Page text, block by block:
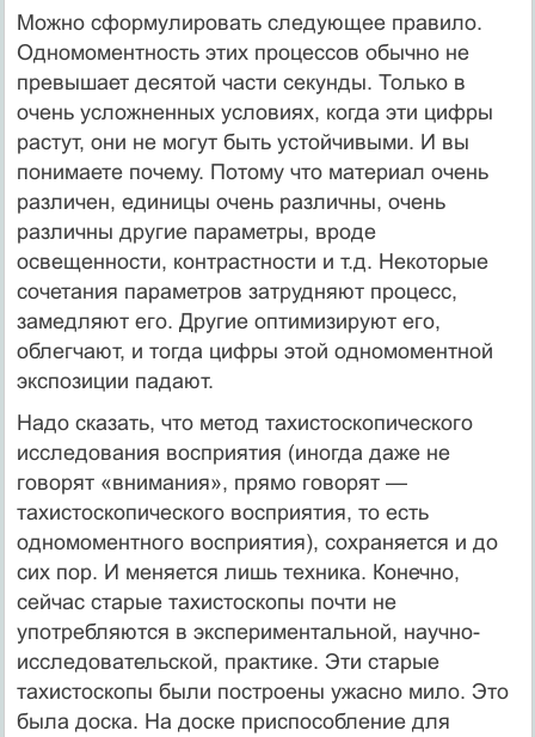
Можно сформулировать следующее правило.
Одномоментность этих процессов обычно не
превышает десятой части секунды. Только в
очень усложненных условиях, когда эти цифры
растут, они не могут быть устойчивыми. И вы
понимаете почему. Потому что материал очень
различен, единицы очень различны, очень
различны другие параметры, вроде
освещенности, контрастности и т.д. Некоторые
сочетания параметров затрудняют процесс,
замедляют его. Другие оптимизируют его,
облегчают, и тогда цифры этой одномоментной
экспозиции падают.
Надо сказать, что метод тахистоскопического
исследования восприятия (иногда даже не
говорят «внимания», прямо говорят —
тахистоскопического восприятия, то есть
одномоментного восприятия), сохраняется и до
сих пор. И меняется лишь техника. Конечно,
сейчас старые тахистоскопы почти не
употребляются в экспериментальной, научно-
исследовательской, практике. Эти старые
тахистоскопы были построены ужасно мило. Это
была доска. На доске приспособление для